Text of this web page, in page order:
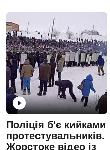
Поліція б'є кийками
протестувальників.
Жорстоке відео із